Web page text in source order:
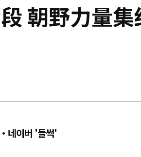
朝野力量
네이버 '들썩'